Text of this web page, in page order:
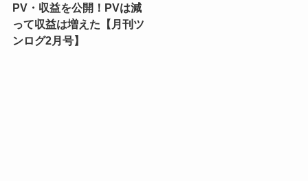
PV・収益を公開！PVは減
って収益は増えた【月刊ツ
ンログ2月号】